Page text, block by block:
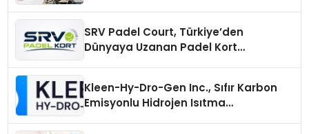
SRV Padel Court, Türkiye’den
Dünyaya Uzanan Padel Kort
Kleen-Hy-Dro-Gen Inc., Sıfır Karbon
Emisyonlu Hidrojen Isıtma